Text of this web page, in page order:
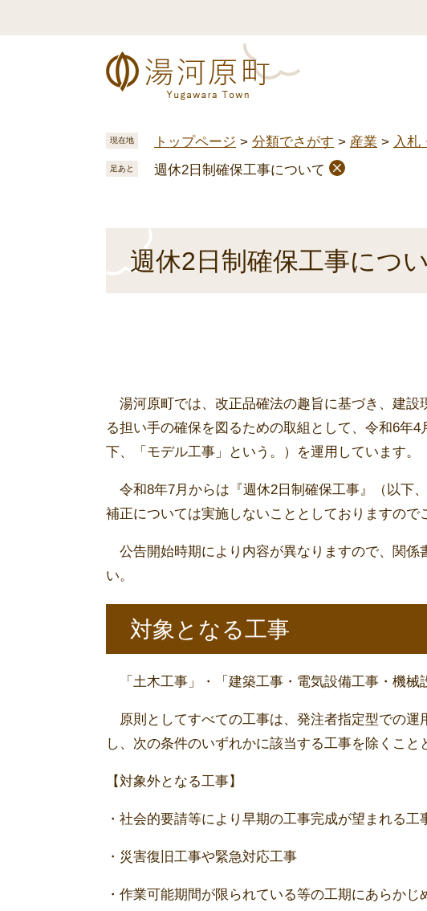
現在地 トップページ > 分類でさがす > 産業 > 入札
足あと 週休2日制確保工事について
週休2日制確保工事につ
湯河原町では、改正品確法の趣旨に基づき、建設
る担い手の確保を図るための取組として、令和6年
下、「モデル工事」という。）を運用しています。
令和8年7月からは『週休2日制確保工事』（以下
補正については実施しないこととしておりますので
公告開始時期により内容が異なりますので、関係
い。
対象となる工事
「土木工事」・「建築工事・電気設備工事・機械
原則としてすべての工事は、発注者指定型での運
し、次の条件のいずれかに該当する工事を除くこと
【対象外となる工事】
・社会的要請等により早期の工事完成が望まれる工
・災害復旧工事や緊急対応工事
・作業可能期間が限られている等の工期にあらか